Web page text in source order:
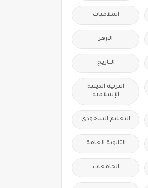
اسلاميات
الازهر
التاريخ
التربية الدينية
الإسلامية
التعليم السعودى
الثانوية العامة
الجامعات